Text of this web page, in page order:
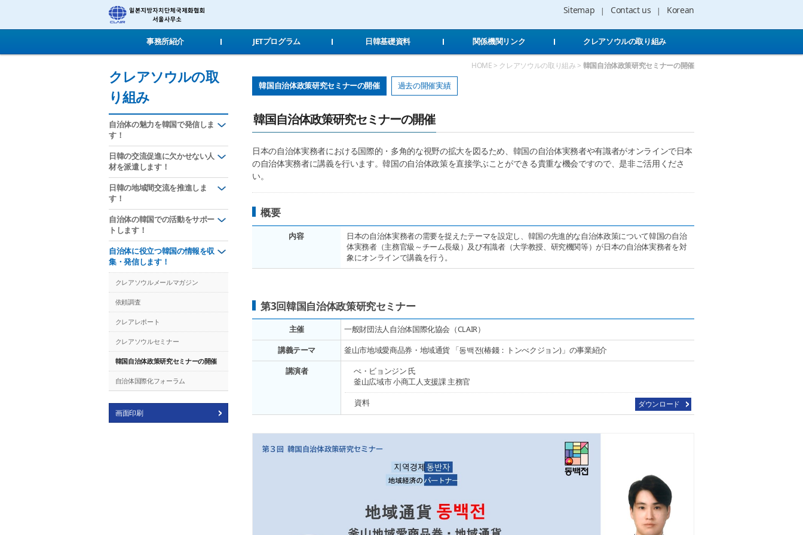
Sitemap Contact us Korean
事務所紹介 JETプログラム 日韓基礎資料 関係機関リンク クレアソウルの取り組み
クレアソウルの取
り組み
自治体の魅力を韓国で発信しま
す！
日韓の交流促進に欠かせない人
材を派遣します！
日韓の地域間交流を推進しま
す！
自治体の韓国での活動をサポー
トします！
自治体に役立つ韓国の情報を収
集・発信します！
クレアソウルメールマガジン
依頼調査
クレアレポート
クレアソウルセミナー
韓国自治体政策研究セミナーの開催
自治体国際化フォーラム
画面印刷
HOME > クレアソウルの取り組み > 韓国自治体政策研究セミナーの開催
韓国自治体政策研究セミナーの開催 過去の開催実績
韓国自治体政策研究セミナーの開催
日本の自治体実務者における国際的・多角的な視野の拡大を図るため、韓国の自治体実務者や有識者がオンラインで日本
の自治体実務者に講義を行います。韓国の自治体政策を直接学ぶことができる貴重な機会ですので、是非ご活用くださ
い。
概要
内容
日本の自治体実務者の需要を捉えたテーマを設定し、韓国の先進的な自治体政策について韓国の自治
体実務者（主務官級～チーム長級）及び有識者（大学教授、研究機関等）が日本の自治体実務者を対
象にオンラインで講義を行う。
第3回韓国自治体政策研究セミナー
主催 一般財団法人自治体国際化協会（CLAIR）
講義テーマ 釜山市地域愛商品券・地域通貨 「동백전(椿錢：トンべクジョン)」の事業紹介
講演者
ぺ・ビョンジン 氏
釜山広域市 小商工人支援課 主務官
資料 ダウンロード